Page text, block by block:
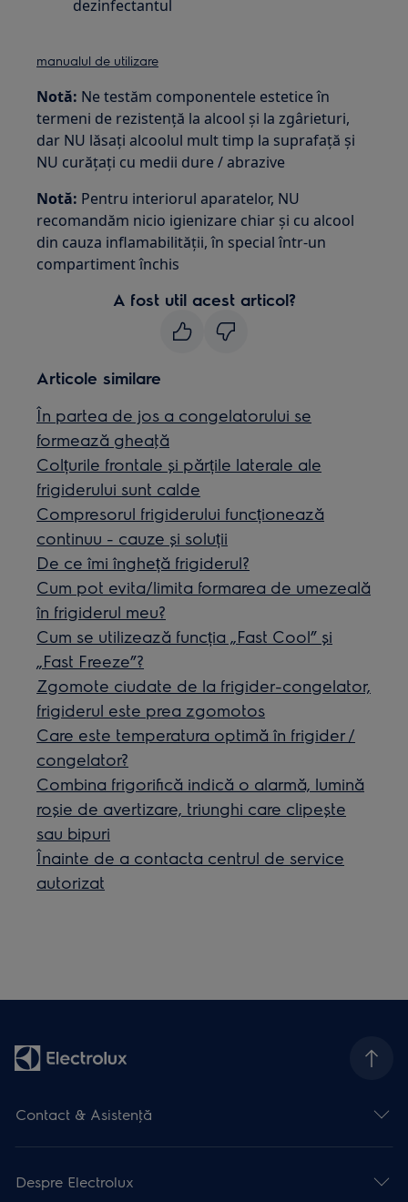
dezinfectantul
manualul de utilizare
Notă: Ne testăm componentele estetice în
termeni de rezistență la alcool și la zgârieturi,
dar NU lăsați alcoolul mult timp la suprafață și
NU curățați cu medii dure / abrazive
Notă: Pentru interiorul aparatelor, NU
recomandăm nicio igienizare chiar și cu alcool
din cauza inflamabilității, în special într-un
compartiment închis
A fost util acest articol?
Articole similare
În partea de jos a congelatorului se
formează gheaţă
Colțurile frontale și părțile laterale ale
frigiderului sunt calde
Compresorul frigiderului funcționează
continuu - cauze și soluții
De ce îmi îngheță frigiderul?
Cum pot evita/limita formarea de umezeală
în frigiderul meu?
Cum se utilizează funcția „Fast Cool” și
„Fast Freeze”?
Zgomote ciudate de la frigider-congelator,
frigiderul este prea zgomotos
Care este temperatura optimă în frigider /
congelator?
Combina frigorifică indică o alarmă, lumină
roșie de avertizare, triunghi care clipește
sau bipuri
Înainte de a contacta centrul de service
autorizat
Contact & Asistenţă
Despre Electrolux